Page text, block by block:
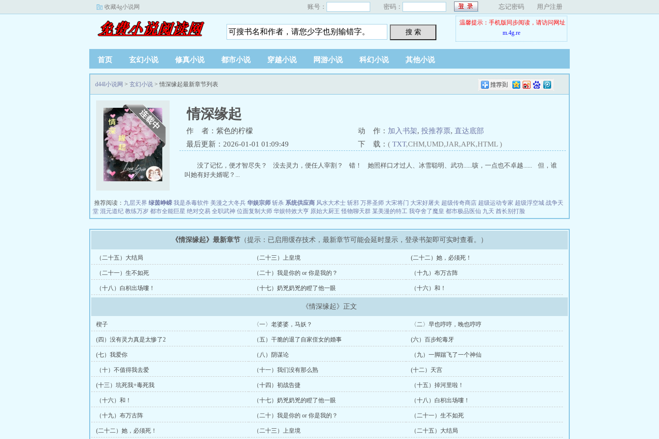
收藏4g小说网 账号： 密码： 忘记密码 用户注册
搜 索
温馨提示：手机版同步阅读，请访问网址
m.4g.re
首页 玄幻小说 修真小说 都市小说 穿越小说 网游小说 科幻小说 其他小说
d44l小说网 > 玄幻小说 > 情深缘起最新章节列表
情深缘起
作 者：紫色的柠檬 动 作： 加入书架, 投推荐票, 直达底部
最后更新：2026-01-01 01:09:49
下 载： ( TXT,CHM,UMD,JAR,APK,HTML )
没了记忆，便才智尽失？ 没去灵力，便任人宰割？ 错！ 她照样口才过人、冰雪聪明、武功......咳，一点也不卓越...... 但，谁
叫她有好夫婿呢？...
推荐阅读： 九层天界 绿茵峥嵘 我是杀毒软件 美漫之大冬兵 华娱宗师 斩杀 系统供应商 风水大术士 斩邪 万界圣师 大宋将门 大宋好屠夫 超级传奇商店 超级运动专家 超级浮空城 战争天
堂 混元道纪 教练万岁 都市全能巨星 绝对交易 全职武神 位面复制大师 华娱特效大亨 原始大厨王 怪物聊天群 某美漫的特工 我夺舍了魔皇 都市极品医仙 九天 酋长别打脸
《情深缘起》最新章节 （提示：已启用缓存技术，最新章节可能会延时显示，登录书架即可实时查看。）
（二十五）大结局 （二十三）上皇境 (二十二）她，必须死！
（二十一）生不如死 （二十）我是你的 or 你是我的？ （十九）布万古阵
（十八）白枳出场嘍！ （十七）奶兇奶兇的瞪了他一眼 （十六）和！
《情深缘起》正文
楔子 〈一〉老婆婆，马妖？ 〈二〉早也哼哼，晚也哼哼
(四）没有灵力真是太惨了2 （五）干脆的退了自家侄女的婚事 (六）百步蛇毒牙
(七）我爱你 （八）阴谋论 （九）一脚踹飞了一个神仙
（十）不值得我去爱 （十一）我们没有那么熟 (十二）天宫
(十三）坑死我+毒死我 （十四）初战告捷 （十五）掉河里啦！
（十六）和！ （十七）奶兇奶兇的瞪了他一眼 （十八）白枳出场嘍！
（十九）布万古阵 （二十）我是你的 or 你是我的？ （二十一）生不如死
(二十二）她，必须死！ （二十三）上皇境 （二十五）大结局